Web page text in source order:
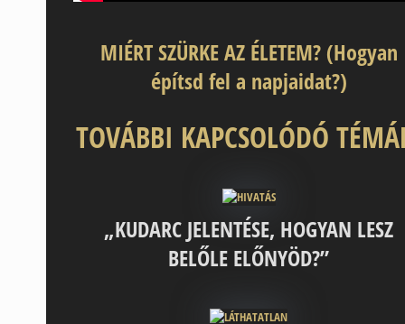
MIÉRT SZÜRKE AZ ÉLETEM? (Hogyan
építsd fel a napjaidat?)
TOVÁBBI KAPCSOLÓDÓ
„KUDARC JELENTÉSE, HOGYAN LESZ
BELŐLE ELŐNYÖD?”